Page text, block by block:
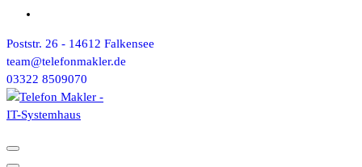
Poststr. 26 - 14612 Falkensee
team@telefonmakler.de
03322 8509070